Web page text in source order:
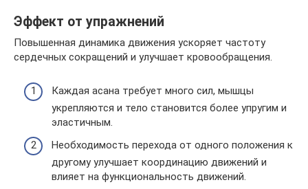
Эффект от упражнений
Повышенная динамика движения ускоряет частоту
сердечных сокращений и улучшает кровообращения.
Каждая асана требует много сил, мышцы
укрепляются и тело становится более упругим и
эластичным.
Необходимость перехода от одного положения к
другому улучшает координацию движений и
влияет на функциональность движений.